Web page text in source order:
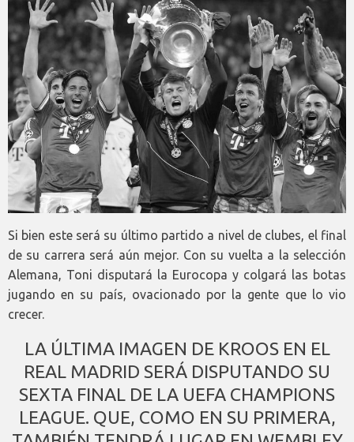
Si bien este será su último partido a nivel de clubes, el final
de su carrera será aún mejor. Con su vuelta a la selección
Alemana, Toni disputará la Eurocopa y colgará las botas
jugando en su país, ovacionado por la gente que lo vio
crecer.
LA ÚLTIMA IMAGEN DE KROOS EN EL
REAL MADRID SERÁ DISPUTANDO SU
SEXTA FINAL DE LA UEFA CHAMPIONS
LEAGUE. QUE, COMO EN SU PRIMERA,